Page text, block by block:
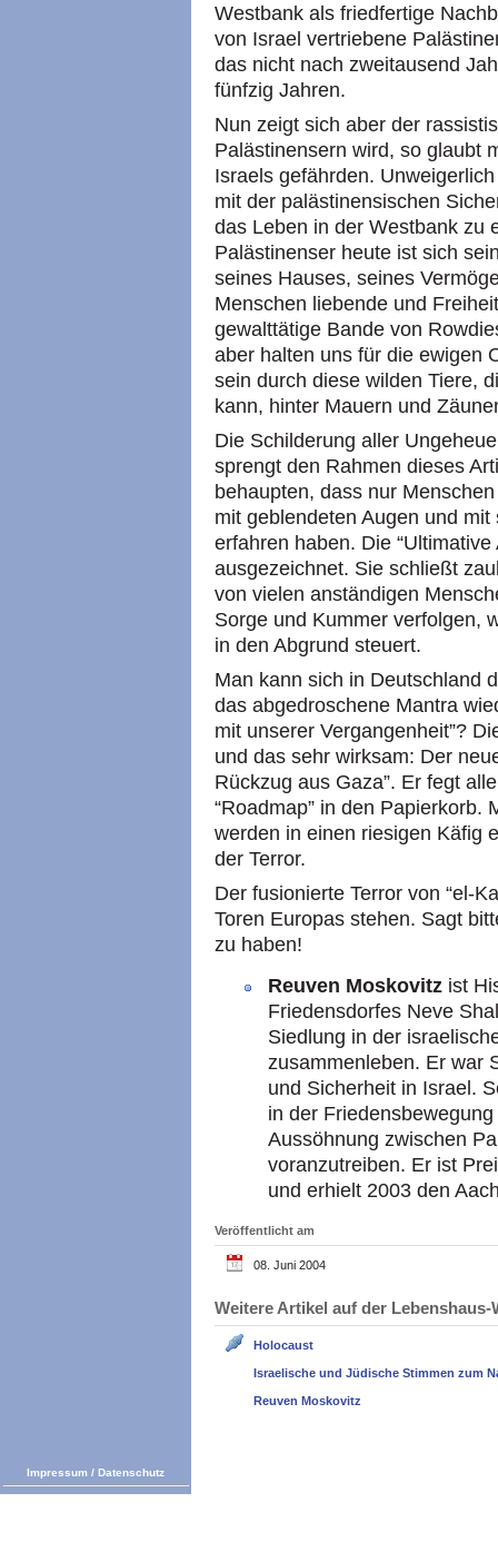
Westbank als friedfertige
von Israel vertriebene
das nicht nach zweitausend
fünfzig Jahren.
Nun zeigt sich aber der
Palästinensern wird, so glaubt
Israels gefährden.
mit der palästinensischen
das Leben in der Westbank zu
Palästinenser heute ist sich
seines Hauses, seines
Menschen liebende und
gewalttätige Bande von
aber halten uns für die ewigen
sein durch diese wilden Tiere,
kann, hinter Mauern und
Die Schilderung aller
sprengt den Rahmen dieses
behaupten, dass nur
mit geblendeten Augen und
erfahren haben. Die
ausgezeichnet. Sie schließt
von vielen anständigen
Sorge und Kummer verfolgen,
in den Abgrund steuert.
Man kann sich in Deutschland
das abgedroschene Mantra
mit unserer Vergangenheit”?
und das sehr wirksam: Der
Rückzug aus Gaza”. Er fegt
“Roadmap” in den Papierkorb.
werden in einen riesigen Käfig
der Terror.
Der fusionierte Terror von “el-
Toren Europas stehen. Sagt
zu haben!
Reuven Moskovitz ist
Friedensdorfes Neve
Siedlung in der
zusammenleben. Er war
und Sicherheit in Israel.
in der
Aussöhnung zwischen
voranzutreiben. Er ist
und erhielt 2003 den
Veröffentlicht am
08. Juni 2004
Weitere Artikel auf der
Holocaust
Israelische und Jüdische Stimmen zum
Reuven Moskovitz
Impressum / Datenschutz